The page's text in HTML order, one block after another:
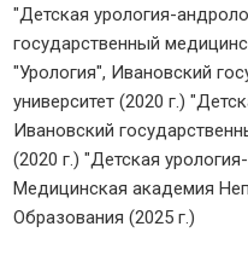
"Детская урология-
государственный
"Урология", Ивановский
университет (2020 г.)
Ивановский
(2020 г.) "Детская
Медицинская академия
Образования (2025 г.)